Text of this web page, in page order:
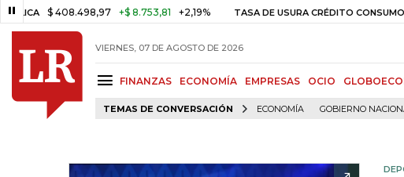
$ 408.498,97 +$ 8.753,81 +2,19% TASA DE USURA CRÉDITO CONSUMO 29,66%
VIERNES, 07 DE AGOSTO DE 2026
FINANZAS ECONOMÍA EMPRESAS OCIO
TEMAS DE CONVERSACIÓN ECONOMÍA GOBIERNO